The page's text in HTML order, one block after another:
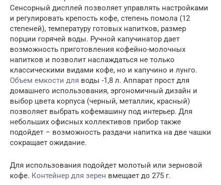
Сенсорный дисплей позволяет управлять настройками
и регулировать крепость кофе, степень помола (12
степеней), температуру готовых напитков, размер
порции горячей воды. Ручной капучинатор дает
возможность приготовления кофейно-молочных
напитков и позволит наслаждаться не только
классическими видами кофе, но и капучино и лунго.
Объем емкости для воды -1,8 л. Аппарат прост для
домашнего использования, эргономичный дизайн и
выбор цвета корпуса (черный, металлик, красный)
позволяет выбрать кофемашину под интерьер. Для
небольших офисных коллективов прибор также
подойдет – возможность раздачи напитка на две чашки
сокращает ожидание.
Для использования подойдет молотый или зерновой
кофе. Контейнер для зерен вмещает до 275 г.